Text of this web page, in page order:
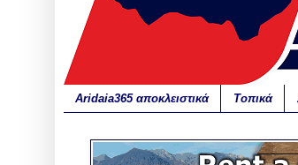
Aridaia365 αποκλειστικά Τοπικά